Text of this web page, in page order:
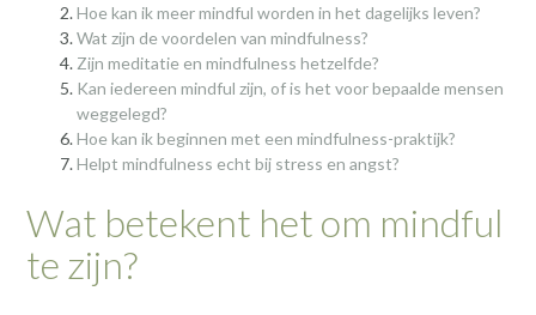
Hoe kan ik meer mindful worden in het dagelijks leven?
Wat zijn de voordelen van mindfulness?
Zijn meditatie en mindfulness hetzelfde?
Kan iedereen mindful zijn, of is het voor bepaalde mensen
weggelegd?
Hoe kan ik beginnen met een mindfulness-praktijk?
Helpt mindfulness echt bij stress en angst?
Wat betekent het om mindful
te zijn?